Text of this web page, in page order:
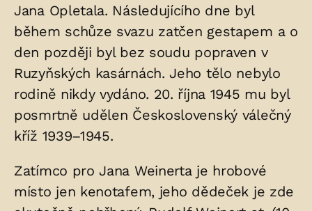
Jana Opletala. Následujícího dne byl
během schůze svazu zatčen gestapem a o
den později byl bez soudu popraven v
Ruzyňských kasárnách. Jeho tělo nebylo
rodině nikdy vydáno. 20. října 1945 mu byl
posmrtně udělen Československý válečný
kříž 1939–1945.
Zatímco pro Jana Weinerta je hrobové
místo jen kenotafem, jeho dědeček je zde